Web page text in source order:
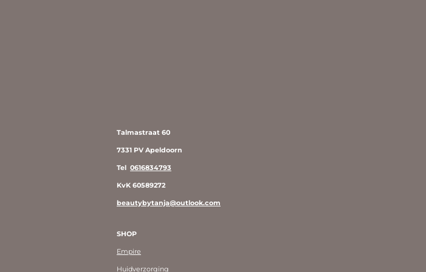
Talmastraat 60
7331 PV Apeldoorn
Tel 0616834793
KvK 60589272
beautybytanja@outlook.com
SHOP
Empire
Huidverzorging